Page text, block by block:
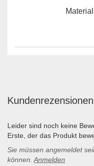
Kundenrezensionen
Leider sind noch keine
Erste, der das Produkt
Sie müssen angemeldet
können. Anmelden